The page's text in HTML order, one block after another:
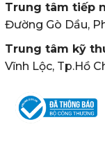
Trung tâm tiếp
Đường Gò Dầu,
Trung tâm kỹ
Vĩnh Lộc, Tp.Hồ